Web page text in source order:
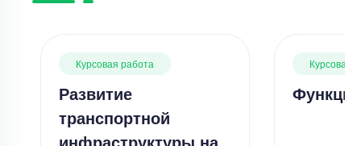
Курсовая работа
Развитие
транспортной
Курсовая